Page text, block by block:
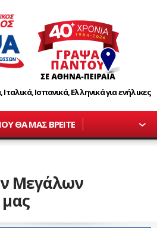
Ισπανικά, Ελληνικά για ενήλικες
ΘΑ ΜΑΣ ΒΡΕΙΤΕ
Μεγάλων